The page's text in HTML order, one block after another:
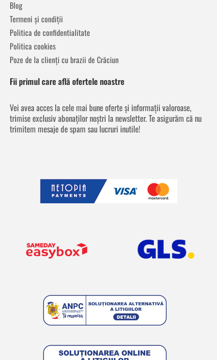
Blog
Termeni și condiții
Politica de confidentialitate
Politica cookies
Poze de la clienți cu brazii de Crăciun
Fii primul care află ofertele noastre
Vei avea acces la cele mai bune oferte și informații valoroase,
trimise exclusiv abonaților noștri la newsletter. Te asigurăm că nu
trimitem mesaje de spam sau lucruri inutile!